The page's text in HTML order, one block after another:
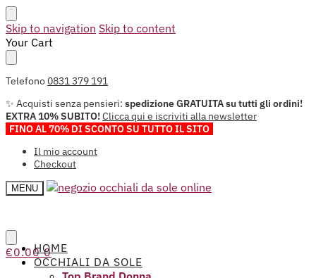
Skip to navigation Skip to content
Your Cart
Telefono0831 379 191
✨ Acquisti senza pensieri: spedizione GRATUITA su tutti gli ordini!
EXTRA 10% SUBITO!Clicca qui e iscriviti alla newsletter
FINO AL 70% DI SCONTO SU TUTTO IL SITO
Il mio account
Checkout
MENU
€0.00 0
HOME
OCCHIALI DA SOLE